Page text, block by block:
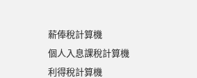
薪俸稅計算機
個人入息課稅計算機
利得稅計算機